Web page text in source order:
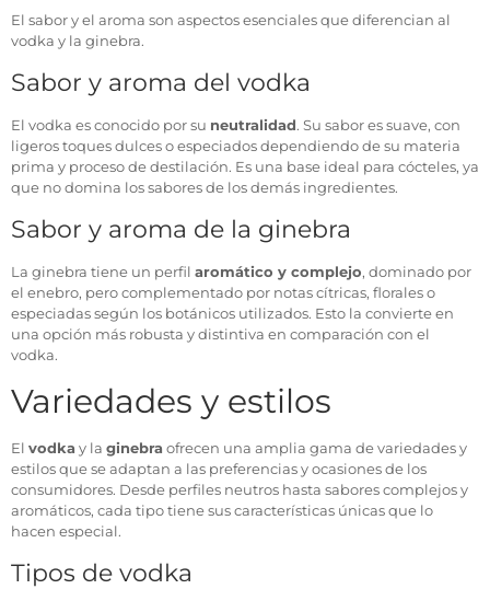
El sabor y el aroma son aspectos esenciales que diferencian al
vodka y la ginebra.
Sabor y aroma del vodka
El vodka es conocido por su neutralidad. Su sabor es suave, con
ligeros toques dulces o especiados dependiendo de su materia
prima y proceso de destilación. Es una base ideal para cócteles, ya
que no domina los sabores de los demás ingredientes.
Sabor y aroma de la ginebra
La ginebra tiene un perfil aromático y complejo, dominado por
el enebro, pero complementado por notas cítricas, florales o
especiadas según los botánicos utilizados. Esto la convierte en
una opción más robusta y distintiva en comparación con el
vodka.
Variedades y estilos
El vodka y la ginebra ofrecen una amplia gama de variedades y
estilos que se adaptan a las preferencias y ocasiones de los
consumidores. Desde perfiles neutros hasta sabores complejos y
aromáticos, cada tipo tiene sus características únicas que lo
hacen especial.
Tipos de vodka